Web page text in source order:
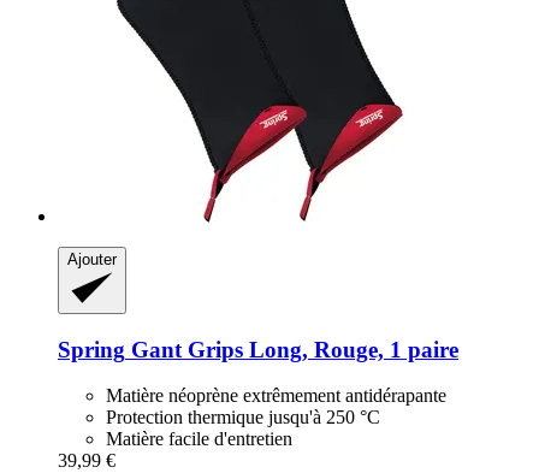
Ajouter
Spring Gant Grips Long, Rouge, 1 paire
Matière néoprène extrêmement antidérapante
Protection thermique jusqu'à 250 °C
Matière facile d'entretien
39,99 €